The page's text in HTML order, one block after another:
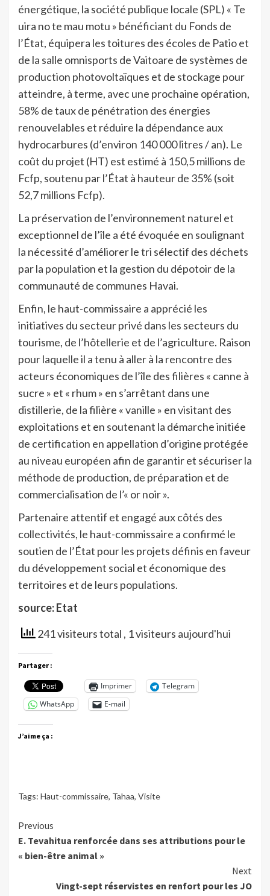
énergétique, la société publique locale (SPL) « Te
uira no te mau motu » bénéficiant du Fonds de
l’État, équipera les toitures des écoles de Patio et
de la salle omnisports de Vaitoare de systèmes de
production photovoltaïques et de stockage pour
atteindre, à terme, avec une prochaine opération,
58% de taux de pénétration des énergies
renouvelables et réduire la dépendance aux
hydrocarbures (d’environ 140 000 litres / an). Le
coût du projet (HT) est estimé à 150,5 millions de
Fcfp, soutenu par l’État à hauteur de 35% (soit
52,7 millions Fcfp).
La préservation de l’environnement naturel et
exceptionnel de l’île a été évoquée en soulignant
la nécessité d’améliorer le tri sélectif des déchets
par la population et la gestion du dépotoir de la
communauté de communes Havai.
Enfin, le haut-commissaire a apprécié les
initiatives du secteur privé dans les secteurs du
tourisme, de l’hôtellerie et de l’agriculture. Raison
pour laquelle il a tenu à aller à la rencontre des
acteurs économiques de l’île des filières « canne à
sucre » et « rhum » en s’arrêtant dans une
distillerie, de la filière « vanille » en visitant des
exploitations et en soutenant la démarche initiée
de certification en appellation d’origine protégée
au niveau européen afin de garantir et sécuriser la
méthode de production, de préparation et de
commercialisation de l’« or noir ».
Partenaire attentif et engagé aux côtés des
collectivités, le haut-commissaire a confirmé le
soutien de l’État pour les projets définis en faveur
du développement social et économique des
territoires et de leurs populations.
source: Etat
241 visiteurs total , 1 visiteurs aujourd'hui
Partager :
Imprimer
Telegram
WhatsApp
E-mail
J’aime ça :
Tags: Haut-commissaire, Tahaa, Visite
Continue
Reading
Previous
E. Tevahitua renforcée dans ses attributions pour le
« bien-être animal »
Next
Vingt-sept réservistes en renfort pour les JO